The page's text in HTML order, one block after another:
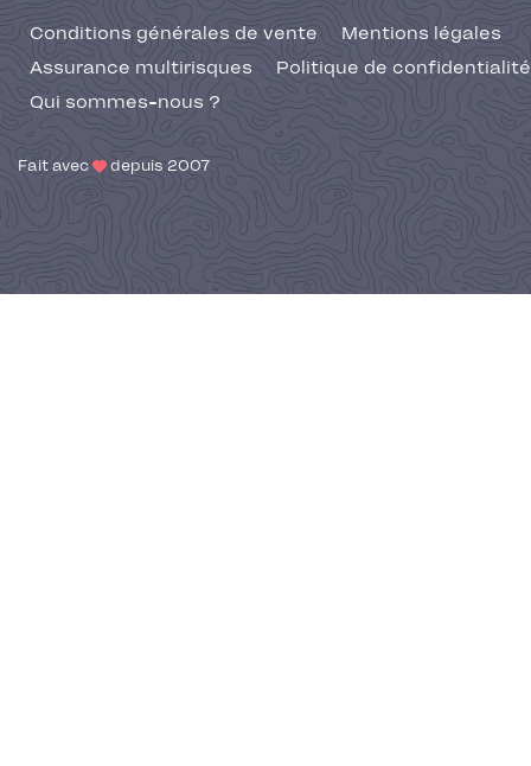
Conditions générales de vente
Mentions légales
Assurance multirisques
Politique de confidentialité
Qui sommes-nous ?
Fait avec depuis 2007